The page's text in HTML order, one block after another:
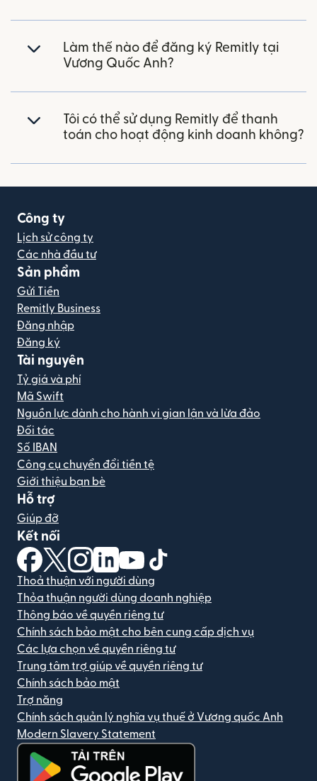
Làm thế nào để đăng ký Remitly tại
Vương Quốc Anh?
Tôi có thể sử dụng Remitly để thanh
toán cho hoạt động kinh doanh không?
Công ty
Lịch sử công ty
Các nhà đầu tư
Sản phẩm
Gửi Tiền
Remitly Business
Đăng nhập
Đăng ký
Tài nguyên
Tỷ giá và phí
Mã Swift
Nguồn lực dành cho hành vi gian lận và lừa đảo
Đối tác
Số IBAN
Công cụ chuyển đổi tiền tệ
Giới thiệu bạn bè
Hỗ trợ
Giúp đỡ
Kết nối
(mở trong cửa sổ mới)
(mở trong cửa sổ mới)
(mở trong cửa sổ mới)
(mở trong cửa sổ mới)
(mở trong cửa sổ mới)
Thoả thuận với người dùng
Thỏa thuận người dùng doanh nghiệp
Thông báo về quyền riêng tư
Chính sách bảo mật cho bên cung cấp dịch vụ
Các lựa chọn về quyền riêng tư
Trung tâm trợ giúp về quyền riêng tư
Chính sách bảo mật
Trợ năng
Chính sách quản lý nghĩa vụ thuế ở Vương quốc Anh
Modern Slavery Statement